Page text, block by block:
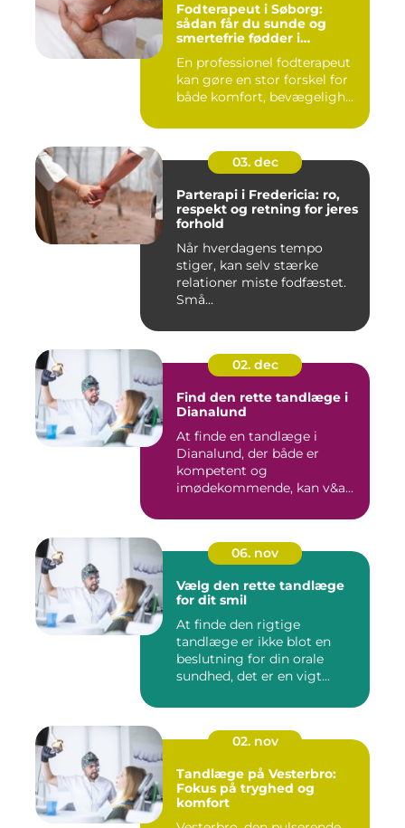
Fodterapeut i Søborg:
sådan får du sunde og
smertefrie fødder i
En professionel fodterapeut
kan gøre en stor forskel for
både komfort, bevægeligh...
03. dec
Parterapi i Fredericia: ro,
respekt og retning for jeres
forhold
Når hverdagens tempo
stiger, kan selv stærke
relationer miste fodfæstet.
Små...
02. dec
Find den rette tandlæge i
Dianalund
At finde en tandlæge i
Dianalund, der både er
kompetent og
imødekommende, kan v&a...
06. nov
Vælg den rette tandlæge
for dit smil
At finde den rigtige
tandlæge er ikke blot en
beslutning for din orale
sundhed, det er en vigt...
02. nov
Tandlæge på Vesterbro:
Fokus på tryghed og
komfort